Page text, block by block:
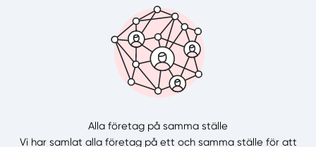
Alla företag på samma ställe
Vi har samlat alla företag på ett och samma ställe för att